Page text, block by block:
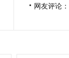
网友评论